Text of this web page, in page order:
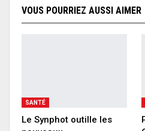
VOUS POURRIEZ AUSSI AIMER
SANTÉ
Le Synphot outille les